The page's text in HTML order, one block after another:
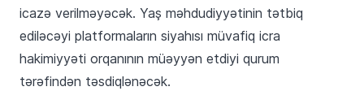
icazə verilməyəcək. Yaş məhdudiyyətinin tətbiq
ediləcəyi platformaların siyahısı müvafiq icra
hakimiyyəti orqanının müəyyən etdiyi qurum
tərəfindən təsdiqlənəcək.